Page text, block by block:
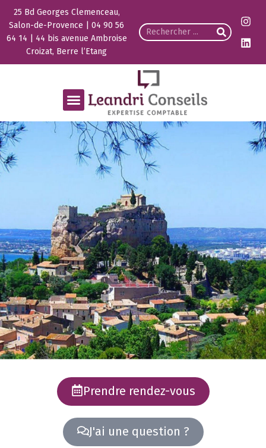
25 Bd Georges Clemenceau,
Salon-de-Provence | 04 90 56
64 14 | 44 bis avenue Ambroise
Croizat, Berre l’Etang
Prendre rendez-vous
J'ai une question ?